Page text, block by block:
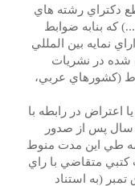
دکتراي رشته هاي
که بنابه ضوابط
نمايه بين المللي
شده در نشريات
(کشورهاي عربي،
اعتراض در رابطه با
سال پس از صدور
طي اين مدت منوط
کتبي متقاضي با راي
(به استناد